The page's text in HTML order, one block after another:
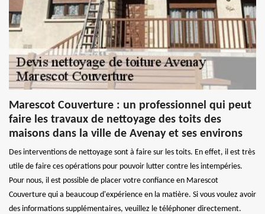
Marescot Couverture : un professionnel qui peut
faire les travaux de nettoyage des toits des
maisons dans la ville de Avenay et ses environs
Des interventions de nettoyage sont à faire sur les toits. En effet, il est très
utile de faire ces opérations pour pouvoir lutter contre les intempéries.
Pour nous, il est possible de placer votre confiance en Marescot
Couverture qui a beaucoup d'expérience en la matière. Si vous voulez avoir
des informations supplémentaires, veuillez le téléphoner directement.